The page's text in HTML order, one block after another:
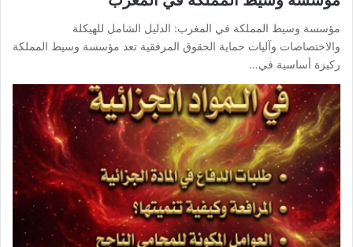
مؤسسة وسيط المملكة في المغرب: الدليل الشامل للهيكلة
والاختصاصات وآليات حماية الحقوق المرفقية تعد مؤسسة وسيط المملكة
ركيزة أساسية في…